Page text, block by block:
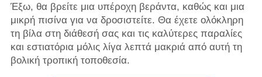
Έξω, θα βρείτε μια υπέροχη βεράντα, καθώς και μια
μικρή πισίνα για να δροσιστείτε. Θα έχετε ολόκληρη
τη βίλα στη διάθεσή σας και τις καλύτερες παραλίες
και εστιατόρια μόλις λίγα λεπτά μακριά από αυτή τη
βολική τροπική τοποθεσία.